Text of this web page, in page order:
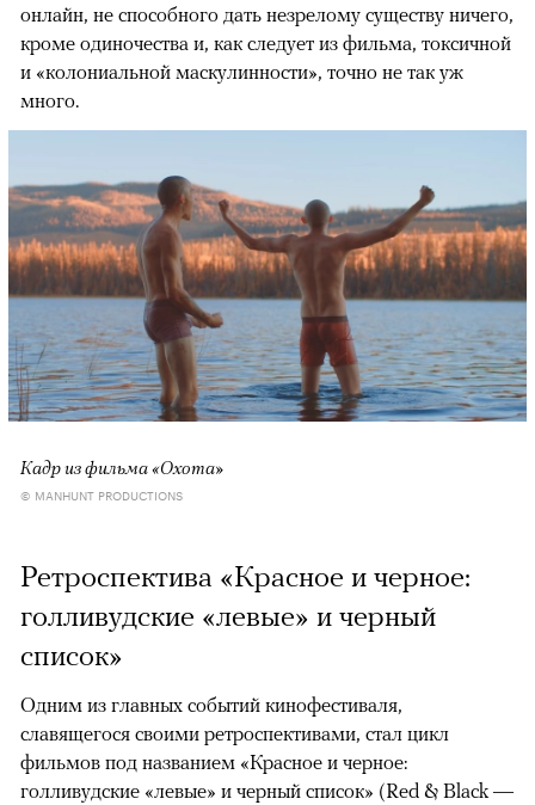
онлайн, не способного дать незрелому существу ничего,
кроме одиночества и, как следует из фильма, токсичной
и «колониальной маскулинности», точно не так уж
много.
Кадр из фильма «Охота»
© MANHUNT PRODUCTIONS
Ретроспектива «Красное и черное:
голливудские «левые» и черный
список»
Одним из главных событий кинофестиваля,
славящегося своими ретроспективами, стал цикл
фильмов под названием «Красное и черное:
голливудские «левые» и черный список» (Red & Black —